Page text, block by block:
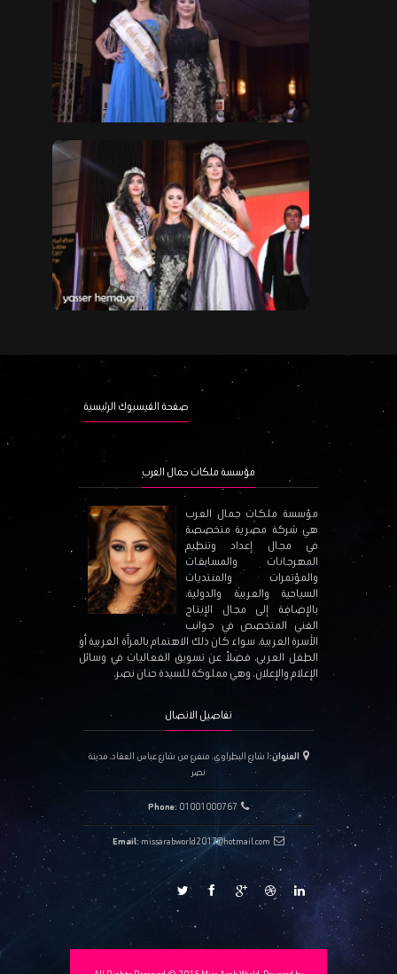
صفحة الفيسبوك الرئيسية
مؤسسة ملكات جمال العرب
مؤسسة ملكات جمال العرب
هي شركة مصرية متخصصة
في مجال إعداد وتنظيم
المهرجانات والمسابقات
والمؤتمرات والمنتديات
السياحية والعربية والدولية،
بالإضافة إلى مجال الإنتاج
الفني المتخصص في جوانب
الأسرة العربية، سواء كان ذلك الاهتمام بالمرأة العربية أو
الطفل العربي، فضلاً عن تسويق الفعاليات في وسائل
الإعلام والإعلان. وهي مملوكة للسيدة حنان نصر.
تفاصيل الاتصال
العنوان: ١ شارع البطراوي، متفرع من شارع عباس العقاد، مدينة
نصر
Phone: 01001000767
Email:missarabworld2017@hotmail.com